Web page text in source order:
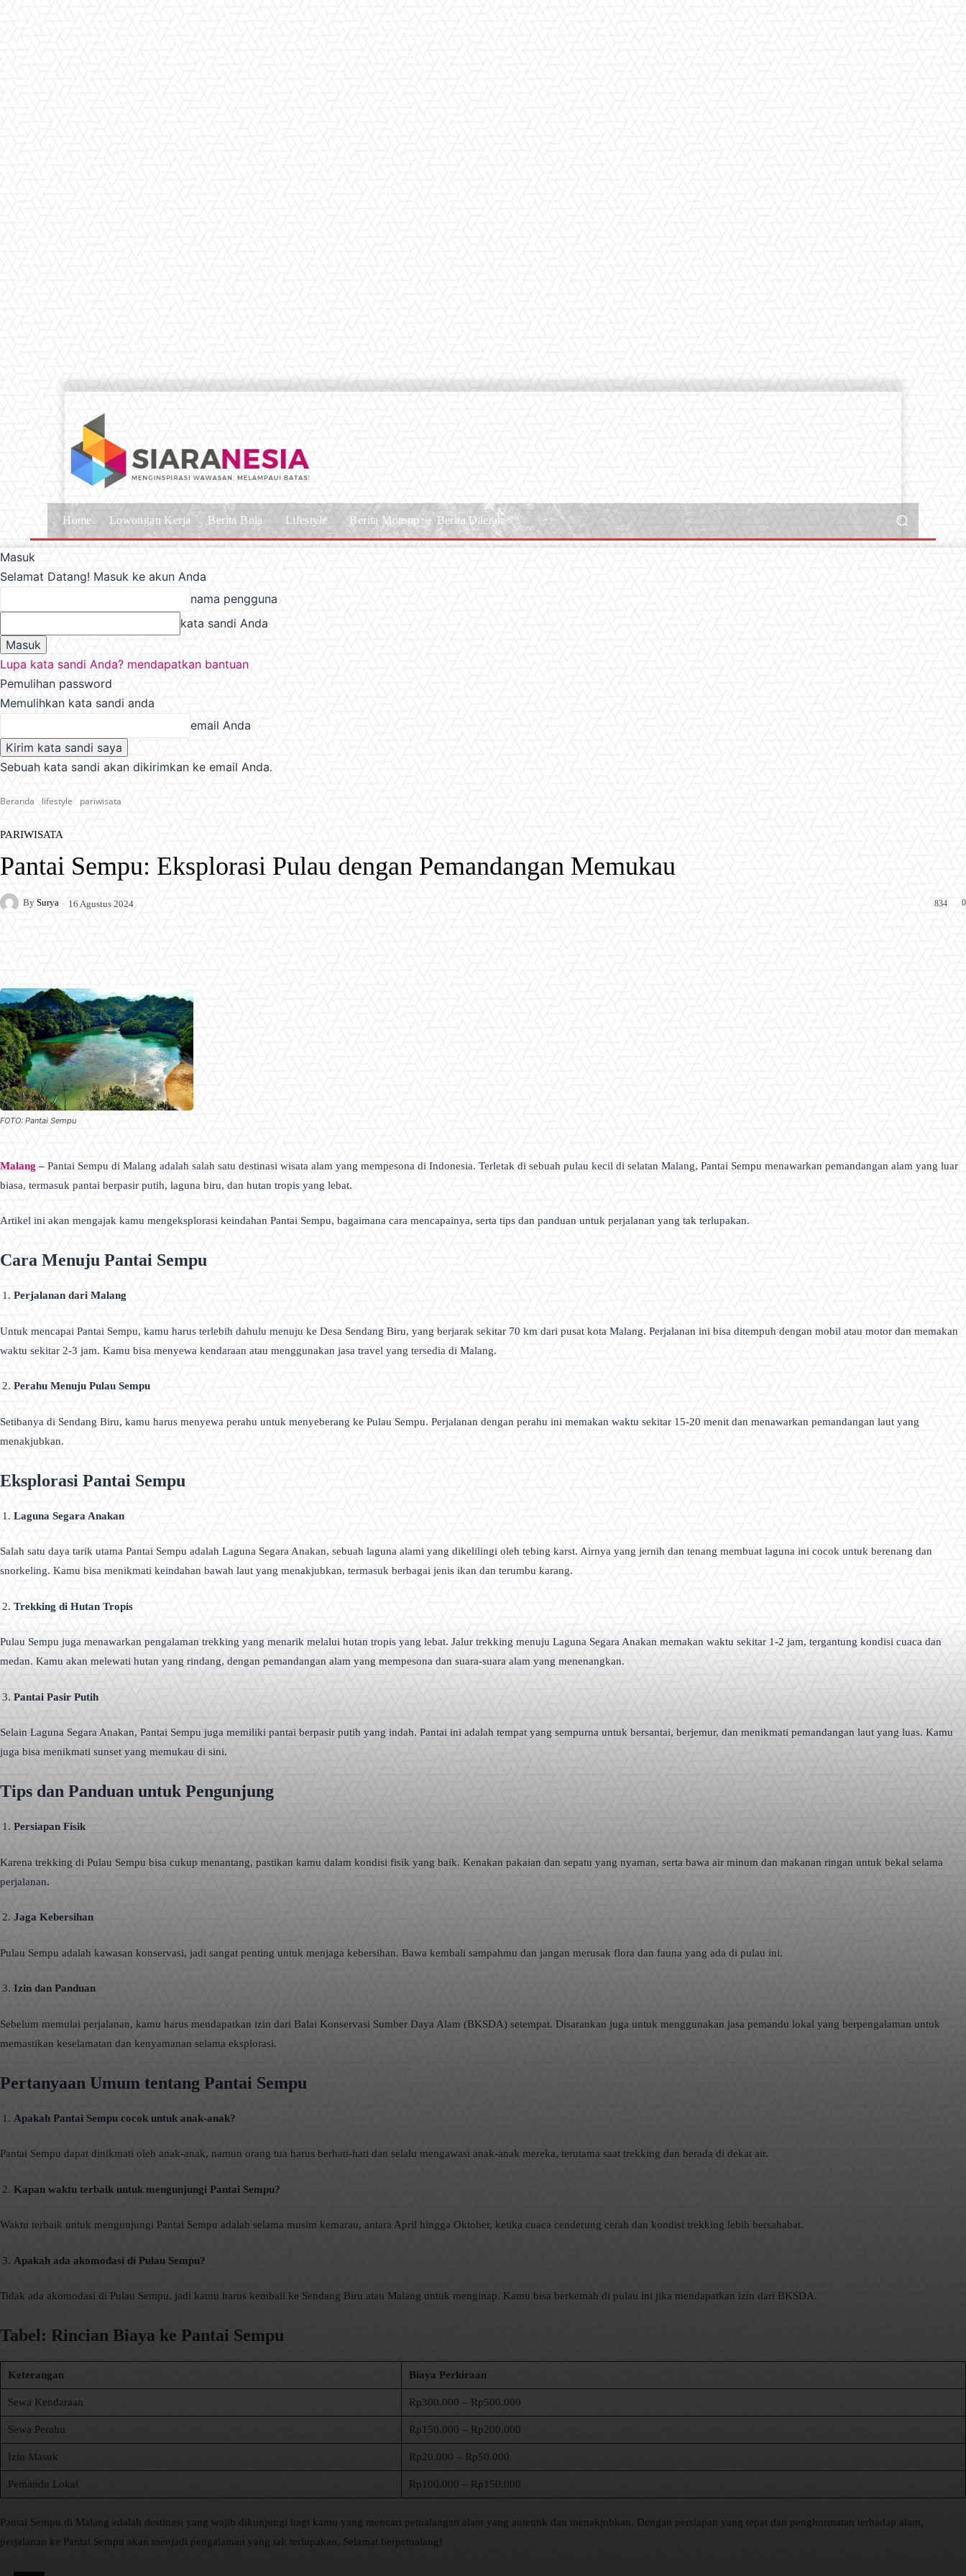
Home Lowongan Kerja Berita Bola Lifestyle Berita Motogp Berita Daerah
Masuk
Selamat Datang! Masuk ke akun Anda
nama pengguna
kata sandi Anda
Lupa kata sandi Anda? mendapatkan bantuan
Pemulihan password
Memulihkan kata sandi anda
email Anda
Sebuah kata sandi akan dikirimkan ke email Anda.
Beranda lifestyle pariwisata
PARIWISATA
Pantai Sempu: Eksplorasi Pulau dengan Pemandangan Memukau
By Surya 16 Agustus 2024 0
834
FOTO: Pantai Sempu
Malang – Pantai Sempu di Malang adalah salah satu destinasi wisata alam yang mempesona di Indonesia. Terletak di sebuah pulau kecil di selatan Malang, Pantai Sempu menawarkan pemandangan alam yang luar
biasa, termasuk pantai berpasir putih, laguna biru, dan hutan tropis yang lebat.
Artikel ini akan mengajak kamu mengeksplorasi keindahan Pantai Sempu, bagaimana cara mencapainya, serta tips dan panduan untuk perjalanan yang tak terlupakan.
Cara Menuju Pantai Sempu
Perjalanan dari Malang
Untuk mencapai Pantai Sempu, kamu harus terlebih dahulu menuju ke Desa Sendang Biru, yang berjarak sekitar 70 km dari pusat kota Malang. Perjalanan ini bisa ditempuh dengan mobil atau motor dan memakan
waktu sekitar 2-3 jam. Kamu bisa menyewa kendaraan atau menggunakan jasa travel yang tersedia di Malang.
Perahu Menuju Pulau Sempu
Setibanya di Sendang Biru, kamu harus menyewa perahu untuk menyeberang ke Pulau Sempu. Perjalanan dengan perahu ini memakan waktu sekitar 15-20 menit dan menawarkan pemandangan laut yang
menakjubkan.
Eksplorasi Pantai Sempu
Laguna Segara Anakan
Salah satu daya tarik utama Pantai Sempu adalah Laguna Segara Anakan, sebuah laguna alami yang dikelilingi oleh tebing karst. Airnya yang jernih dan tenang membuat laguna ini cocok untuk berenang dan
snorkeling. Kamu bisa menikmati keindahan bawah laut yang menakjubkan, termasuk berbagai jenis ikan dan terumbu karang.
Trekking di Hutan Tropis
Pulau Sempu juga menawarkan pengalaman trekking yang menarik melalui hutan tropis yang lebat. Jalur trekking menuju Laguna Segara Anakan memakan waktu sekitar 1-2 jam, tergantung kondisi cuaca dan
medan. Kamu akan melewati hutan yang rindang, dengan pemandangan alam yang mempesona dan suara-suara alam yang menenangkan.
Pantai Pasir Putih
Selain Laguna Segara Anakan, Pantai Sempu juga memiliki pantai berpasir putih yang indah. Pantai ini adalah tempat yang sempurna untuk bersantai, berjemur, dan menikmati pemandangan laut yang luas. Kamu
juga bisa menikmati sunset yang memukau di sini.
Tips dan Panduan untuk Pengunjung
Persiapan Fisik
Karena trekking di Pulau Sempu bisa cukup menantang, pastikan kamu dalam kondisi fisik yang baik. Kenakan pakaian dan sepatu yang nyaman, serta bawa air minum dan makanan ringan untuk bekal selama
perjalanan.
Jaga Kebersihan
Pulau Sempu adalah kawasan konservasi, jadi sangat penting untuk menjaga kebersihan. Bawa kembali sampahmu dan jangan merusak flora dan fauna yang ada di pulau ini.
Izin dan Panduan
Sebelum memulai perjalanan, kamu harus mendapatkan izin dari Balai Konservasi Sumber Daya Alam (BKSDA) setempat. Disarankan juga untuk menggunakan jasa pemandu lokal yang berpengalaman untuk
memastikan keselamatan dan kenyamanan selama eksplorasi.
Pertanyaan Umum tentang Pantai Sempu
Apakah Pantai Sempu cocok untuk anak-anak?
Pantai Sempu dapat dinikmati oleh anak-anak, namun orang tua harus berhati-hati dan selalu mengawasi anak-anak mereka, terutama saat trekking dan berada di dekat air.
Kapan waktu terbaik untuk mengunjungi Pantai Sempu?
Waktu terbaik untuk mengunjungi Pantai Sempu adalah selama musim kemarau, antara April hingga Oktober, ketika cuaca cenderung cerah dan kondisi trekking lebih bersahabat.
Apakah ada akomodasi di Pulau Sempu?
Tidak ada akomodasi di Pulau Sempu, jadi kamu harus kembali ke Sendang Biru atau Malang untuk menginap. Kamu bisa berkemah di pulau ini jika mendapatkan izin dari BKSDA.
Tabel: Rincian Biaya ke Pantai Sempu
Keterangan Biaya Perkiraan
Sewa Kendaraan Rp300.000 – Rp500.000
Sewa Perahu Rp150.000 – Rp200.000
Izin Masuk Rp20.000 – Rp50.000
Pemandu Lokal Rp100.000 – Rp150.000
Pantai Sempu di Malang adalah destinasi yang wajib dikunjungi bagi kamu yang mencari petualangan alam yang autentik dan menakjubkan. Dengan persiapan yang tepat dan penghormatan terhadap alam,
perjalanan ke Pantai Sempu akan menjadi pengalaman yang tak terlupakan. Selamat berpetualang!